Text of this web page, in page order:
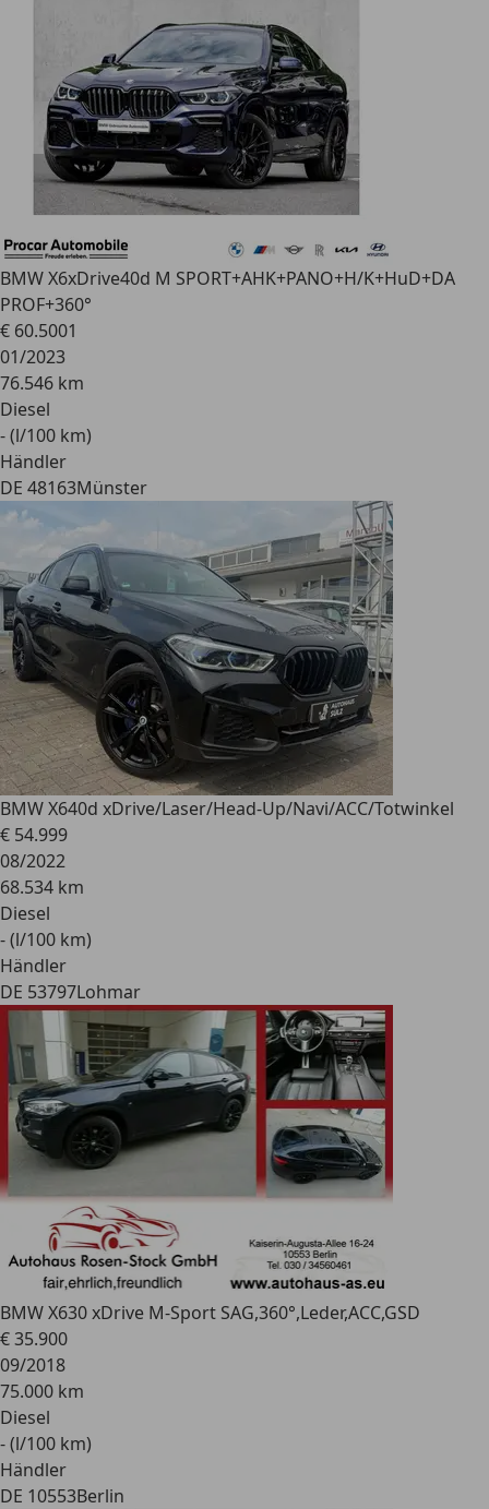
BMW X6xDrive40d M SPORT+AHK+PANO+H/K+HuD+DA
PROF+360°
€ 60.5001
01/2023
76.546 km
Diesel
- (l/100 km)
Händler
DE 48163Münster
BMW X640d xDrive/Laser/Head-Up/Navi/ACC/Totwinkel
€ 54.999
08/2022
68.534 km
Diesel
- (l/100 km)
Händler
DE 53797Lohmar
BMW X630 xDrive M-Sport SAG,360°,Leder,ACC,GSD
€ 35.900
09/2018
75.000 km
Diesel
- (l/100 km)
Händler
DE 10553Berlin